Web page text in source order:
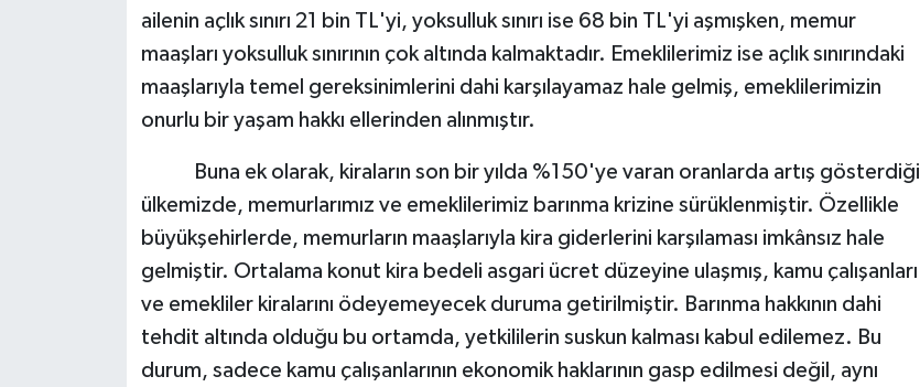
ailenin açlık sınırı 21 bin TL'yi, yoksulluk sınırı ise 68 bin TL'yi aşmışken, memur
maaşları yoksulluk sınırının çok altında kalmaktadır. Emeklilerimiz ise açlık sınırındaki
maaşlarıyla temel gereksinimlerini dahi karşılayamaz hale gelmiş, emeklilerimizin
onurlu bir yaşam hakkı ellerinden alınmıştır.
Buna ek olarak, kiraların son bir yılda %150'ye varan oranlarda artış gösterdiği
ülkemizde, memurlarımız ve emeklilerimiz barınma krizine sürüklenmiştir. Özellikle
büyükşehirlerde, memurların maaşlarıyla kira giderlerini karşılaması imkânsız hale
gelmiştir. Ortalama konut kira bedeli asgari ücret düzeyine ulaşmış, kamu çalışanları
ve emekliler kiralarını ödeyemeyecek duruma getirilmiştir. Barınma hakkının dahi
tehdit altında olduğu bu ortamda, yetkililerin suskun kalması kabul edilemez. Bu
durum, sadece kamu çalışanlarının ekonomik haklarının gasp edilmesi değil, aynı